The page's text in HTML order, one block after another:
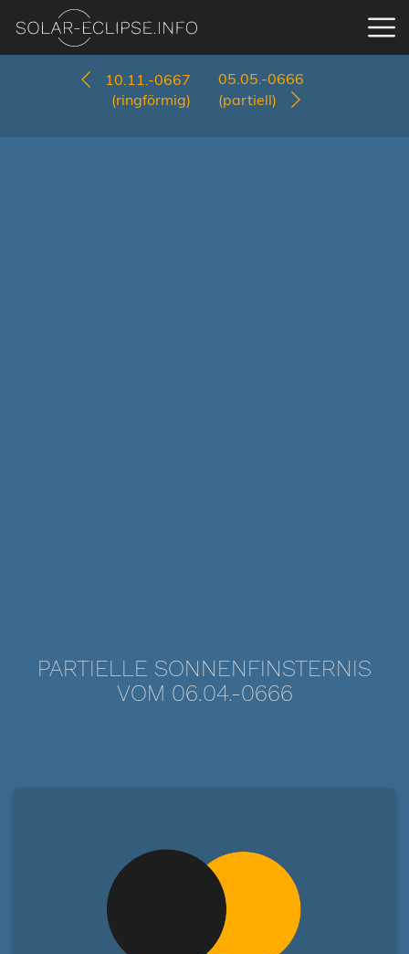
10.11.-0667
(ringförmig)
05.05.-0666
(partiell)
PARTIELLE SONNENFINSTERNIS
VOM 06.04.-0666